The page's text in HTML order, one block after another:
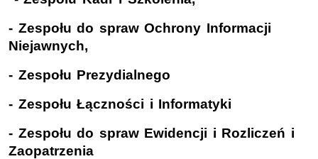
- Zespołu do spraw Ochrony Informacji
Niejawnych,
- Zespołu Prezydialnego
- Zespołu Łączności i Informatyki
- Zespołu do spraw Ewidencji i Rozliczeń i
Zaopatrzenia